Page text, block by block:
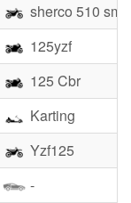
sherco 510 sm
125yzf
125 Cbr
Karting
Yzf125
-